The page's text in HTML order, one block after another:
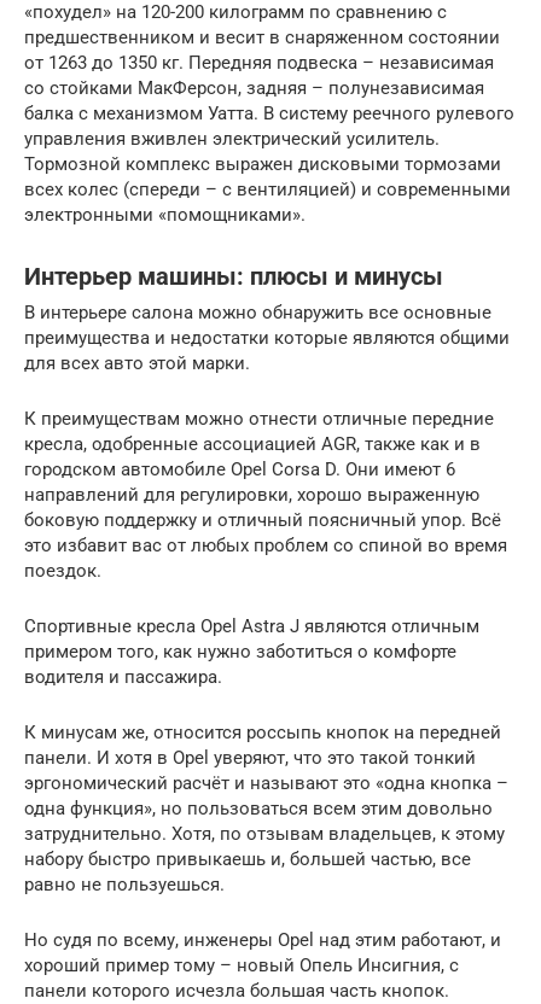
«похудел» на 120-200 килограмм по сравнению с
предшественником и весит в снаряженном состоянии
от 1263 до 1350 кг. Передняя подвеска – независимая
со стойками МакФерсон, задняя – полунезависимая
балка с механизмом Уатта. В систему реечного рулевого
управления вживлен электрический усилитель.
Тормозной комплекс выражен дисковыми тормозами
всех колес (спереди – с вентиляцией) и современными
электронными «помощниками».
Интерьер машины: плюсы и минусы
В интерьере салона можно обнаружить все основные
преимущества и недостатки которые являются общими
для всех авто этой марки.
К преимуществам можно отнести отличные передние
кресла, одобренные ассоциацией AGR, также как и в
городском автомобиле Opel Corsa D. Они имеют 6
направлений для регулировки, хорошо выраженную
боковую поддержку и отличный поясничный упор. Всё
это избавит вас от любых проблем со спиной во время
поездок.
Спортивные кресла Opel Astra J являются отличным
примером того, как нужно заботиться о комфорте
водителя и пассажира.
К минусам же, относится россыпь кнопок на передней
панели. И хотя в Opel уверяют, что это такой тонкий
эргономический расчёт и называют это «одна кнопка –
одна функция», но пользоваться всем этим довольно
затруднительно. Хотя, по отзывам владельцев, к этому
набору быстро привыкаешь и, большей частью, все
равно не пользуешься.
Но судя по всему, инженеры Opel над этим работают, и
хороший пример тому – новый Опель Инсигния, с
панели которого исчезла большая часть кнопок.